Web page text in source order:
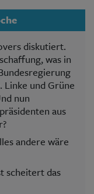
diskutiert.
was in
und Grüne
nun
aus
andere wäre
scheitert das